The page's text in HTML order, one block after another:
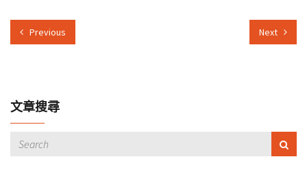
Previous Next
文章搜尋